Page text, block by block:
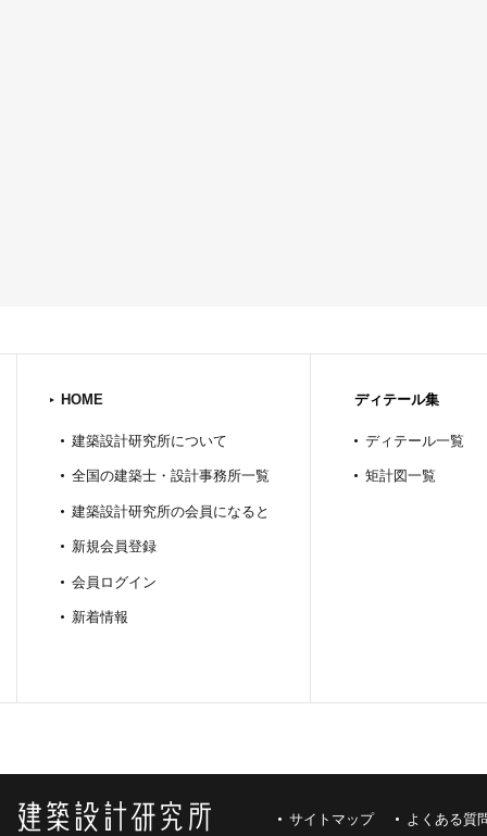
HOME
建築設計研究所について
全国の建築士・設計事務所一覧
建築設計研究所の会員になると
新規会員登録
会員ログイン
新着情報
ディテール集
ディテール一覧
矩計図一覧
サイトマップ よくある質